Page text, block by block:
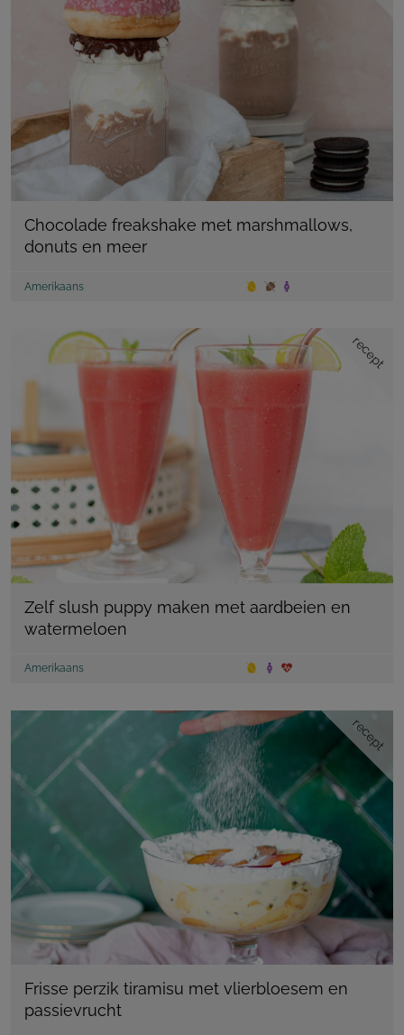
Chocolade freakshake met marshmallows,
donuts en meer
Amerikaans
recept
Zelf slush puppy maken met aardbeien en
watermeloen
Amerikaans
recept
Frisse perzik tiramisu met vlierbloesem en
passievrucht